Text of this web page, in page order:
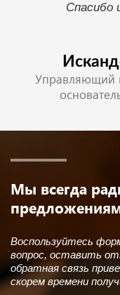
Спасибо
Управляющий
Мы всегда
Воспользуйтесь
вопрос, оставить
обратная связь
скорем времени